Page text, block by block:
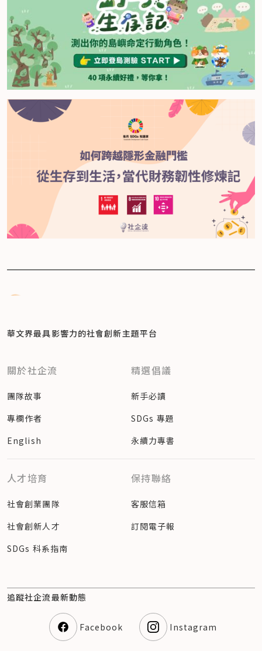
華文界最具影響力的社會創新主題平台
關於社企流
團隊故事
專欄作者
English
精選倡議
新手必讀
SDGs 專題
永續力專書
人才培育
社會創業團隊
社會創新人才
SDGs 科系指南
保持聯絡
客服信箱
訂閱電子報
追蹤社企流最新動態
Facebook Instagram